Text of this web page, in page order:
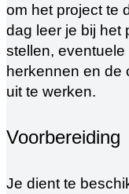
om het project te
dag leer je bij het
stellen, eventuele
herkennen en de
uit te werken.
Voorbereiding
Je dient te